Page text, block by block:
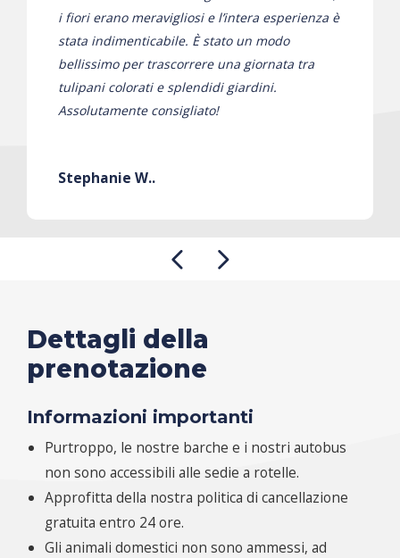
i fiori erano meravigliosi e l’intera esperienza è
stata indimenticabile. È stato un modo
bellissimo per trascorrere una giornata tra
tulipani colorati e splendidi giardini.
Assolutamente consigliato!
Stephanie W..
Dettagli della
prenotazione
Informazioni importanti
Purtroppo, le nostre barche e i nostri autobus
non sono accessibili alle sedie a rotelle.
Approfitta della nostra politica di cancellazione
gratuita entro 24 ore.
Gli animali domestici non sono ammessi, ad